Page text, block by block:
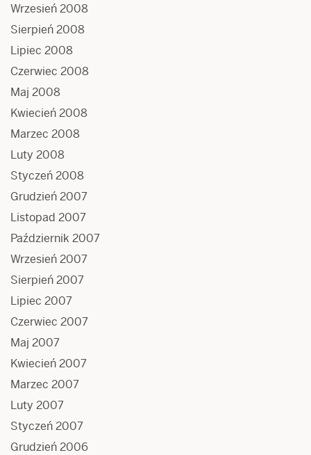
Wrzesień 2008
Sierpień 2008
Lipiec 2008
Czerwiec 2008
Maj 2008
Kwiecień 2008
Marzec 2008
Luty 2008
Styczeń 2008
Grudzień 2007
Listopad 2007
Październik 2007
Wrzesień 2007
Sierpień 2007
Lipiec 2007
Czerwiec 2007
Maj 2007
Kwiecień 2007
Marzec 2007
Luty 2007
Styczeń 2007
Grudzień 2006